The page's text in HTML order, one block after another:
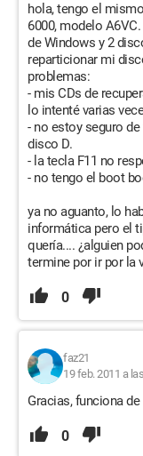
hola, tengo el
6000, modelo
de Windows y 2
reparticionar mi
problemas:
- mis CDs de
lo intenté varias
- no estoy seguro
disco D.
- la tecla F11 no
- no tengo el boot
ya no aguanto, lo
informática pero el
quería.... ¿alguien
termine por ir por la
0
faz21
19 feb. 2011 a
Gracias, funciona
0